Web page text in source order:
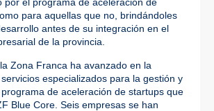
por el programa de aceleración de
para aquellas que no, brindándoles
antes de su integración en el
de la provincia.
Zona Franca ha avanzado en la
especializados para la gestión y
de aceleración de startups que
Blue Core. Seis empresas se han